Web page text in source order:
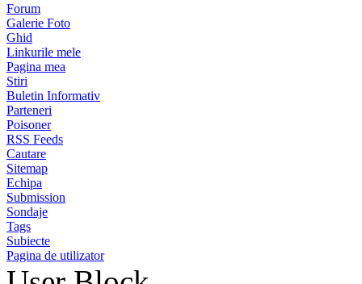
Forum
Galerie Foto
Ghid
Linkurile mele
Pagina mea
Stiri
Buletin Informativ
Parteneri
Poisoner
RSS Feeds
Cautare
Sitemap
Echipa
Submission
Sondaje
Tags
Subiecte
Pagina de utilizator